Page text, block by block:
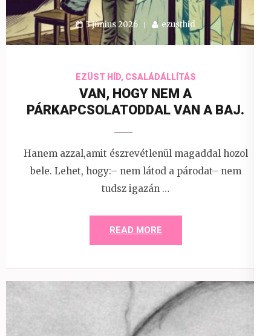
3 június 2026 ezusthid
EZÜST HÍD, CSALÁDÁLLÍTÁS
VAN, HOGY NEM A
PÁRKAPCSOLATODDAL VAN A BAJ.
Hanem azzal,amit észrevétlenül magaddal hozol
bele. Lehet, hogy:– nem látod a párodat– nem
tudsz igazán …
READ MORE